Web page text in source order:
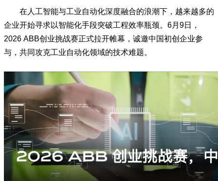
在人工智能与工业自动化深度融合的浪潮下，越来越多的
企业开始寻求以智能化手段突破工程效率瓶颈。6月9日，
2026 ABB创业挑战赛正式拉开帷幕，诚邀中国初创企业参
与，共同攻克工业自动化领域的技术难题。